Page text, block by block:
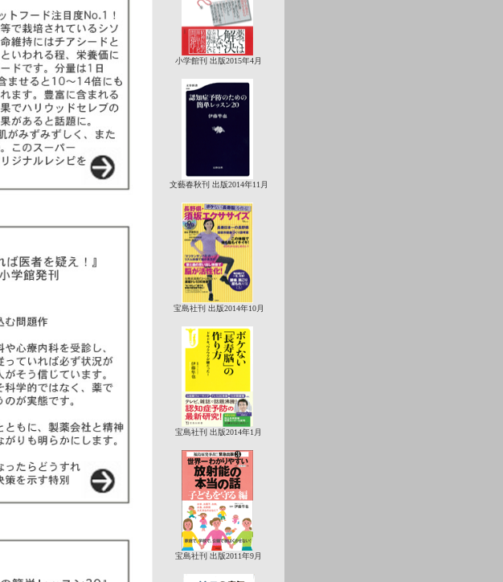
小学館刊 出版2015年4月
文藝春秋刊 出版2014年11月
宝島社刊 出版2014年10月
宝島社刊 出版2014年1月
宝島社刊 出版2011年9月